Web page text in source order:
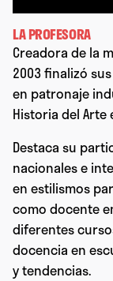
LA PROFESORA
Creadora de la
2003 finalizó
en patronaje
Historia del Arte
Destaca su
nacionales e
en estilismos
como docente
diferentes
docencia en
y tendencias.